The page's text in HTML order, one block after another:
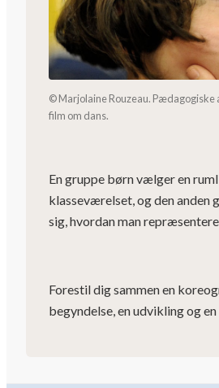
© Marjolaine Rouzeau. Pædagogiske
film om dans.
En gruppe børn vælger en
klasseværelset, og den anden
sig, hvordan man
Forestil dig sammen en
begyndelse, en udvikling og